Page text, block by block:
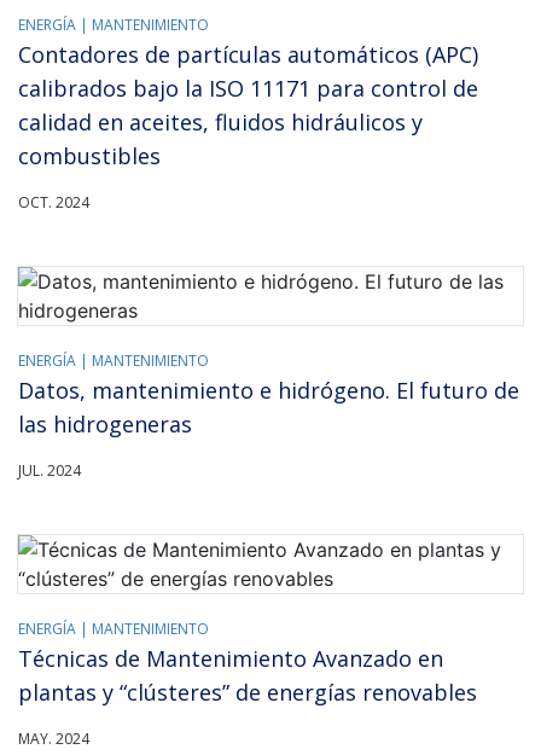
ENERGÍA | MANTENIMIENTO
Contadores de partículas automáticos (APC)
calibrados bajo la ISO 11171 para control de
calidad en aceites, fluidos hidráulicos y
combustibles
OCT. 2024
ENERGÍA | MANTENIMIENTO
Datos, mantenimiento e hidrógeno. El futuro de
las hidrogeneras
JUL. 2024
ENERGÍA | MANTENIMIENTO
Técnicas de Mantenimiento Avanzado en
plantas y “clústeres” de energías renovables
MAY. 2024